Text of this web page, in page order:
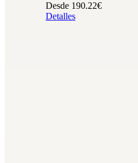
Desde 190.22€
Detalles